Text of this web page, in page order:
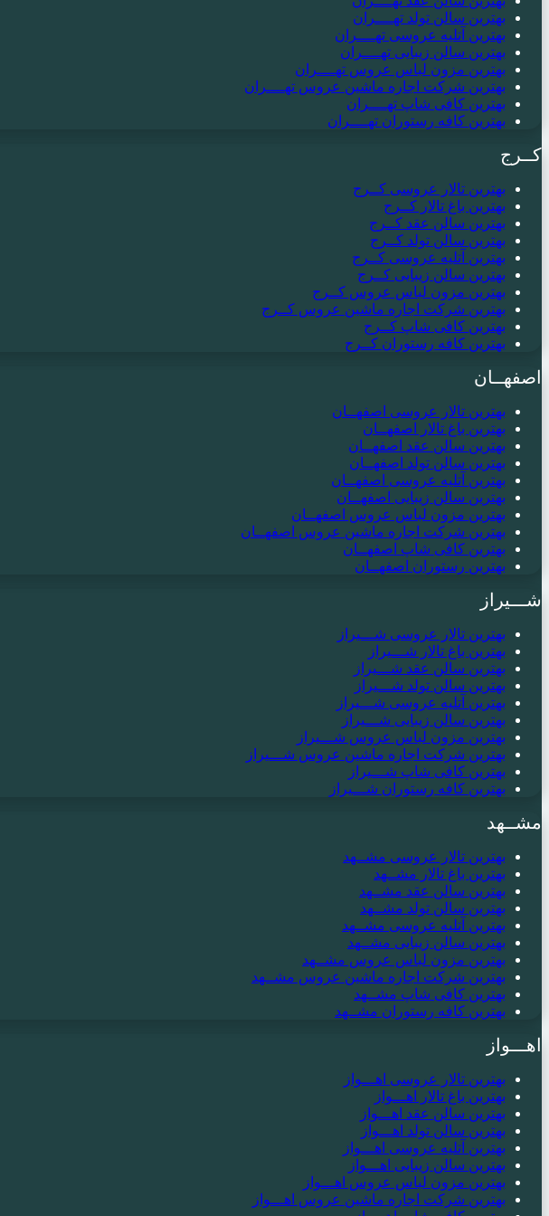
بهترین سالن تولد تهــــران
بهترین آتلیه عروسی تهــــران
بهترین سالن زیبایی تهــــران
بهترین مزون لباس عروس تهــــران
بهترین شرکت اجاره ماشین عروس تهــــران
بهترین کافی شاپ تهــــران
بهترین کافه رستوران تهــــران
کــرج
بهترین تالار عروسی کــرج
بهترین باغ تالار کــرج
بهترین سالن عقد کــرج
بهترین سالن تولد کــرج
بهترین آتلیه عروسی کــرج
بهترین سالن زیبایی کــرج
بهترین مزون لباس عروس کــرج
بهترین شرکت اجاره ماشین عروس کــرج
بهترین کافی شاپ کــرج
بهترین کافه رستوران کــرج
اصفهــان
بهترین تالار عروسی اصفهــان
بهترین باغ تالار اصفهــان
بهترین سالن عقد اصفهــان
بهترین سالن تولد اصفهــان
بهترین آتلیه عروسی اصفهــان
بهترین سالن زیبایی اصفهــان
بهترین مزون لباس عروس اصفهــان
بهترین شرکت اجاره ماشین عروس اصفهــان
بهترین کافی شاپ اصفهــان
بهترین رستوران اصفهــان
شـــیراز
بهترین تالار عروسی شـــیراز
بهترین باغ تالار شـــیراز
بهترین سالن عقد شـــیراز
بهترین سالن تولد شـــیراز
بهترین آتلیه عروسی شـــیراز
بهترین سالن زیبایی شـــیراز
بهترین مزون لباس عروس شـــیراز
بهترین شرکت اجاره ماشین عروس شـــیراز
بهترین کافی شاپ شـــیراز
بهترین کافه رستوران شـــیراز
مشــهد
بهترین تالار عروسی مشــهد
بهترین باغ تالار مشــهد
بهترین سالن عقد مشــهد
بهترین سالن تولد مشــهد
بهترین آتلیه عروسی مشــهد
بهترین سالن زیبایی مشــهد
بهترین مزون لباس عروس مشــهد
بهترین شرکت اجاره ماشین عروس مشــهد
بهترین کافی شاپ مشــهد
بهترین کافه رستوران مشــهد
اهـــواز
بهترین تالار عروسی اهـــواز
بهترین باغ تالار اهـــواز
بهترین سالن عقد اهـــواز
بهترین سالن تولد اهـــواز
بهترین آتلیه عروسی اهـــواز
بهترین سالن زیبایی اهـــواز
بهترین مزون لباس عروس اهـــواز
بهترین شرکت اجاره ماشین عروس اهـــواز